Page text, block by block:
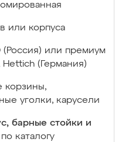
или корпуса
(Россия) или премиум
Hettich (Германия)
корзины,
уголки, карусели
барные стойки и
по каталогу